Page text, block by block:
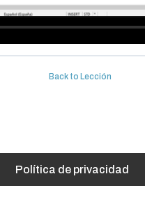
Back to Lección
Política de privacidad